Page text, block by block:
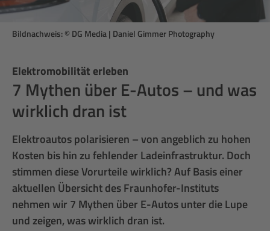
Elektromobilität erleben
7 Mythen über E-Autos – und was
wirklich dran ist
Elektroautos polarisieren – von angeblich zu hohen
Kosten bis hin zu fehlender Ladeinfrastruktur. Doch
stimmen diese Vorurteile wirklich? Auf Basis einer
aktuellen Übersicht des Fraunhofer-Instituts
nehmen wir 7 Mythen über E-Autos unter die Lupe
und zeigen, was wirklich dran ist.
Bildnachweis: © DG Media | Daniel Gimmer Photography